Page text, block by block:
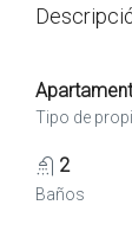
Tipo de
2
Baños